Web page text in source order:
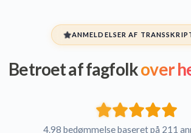
ANMELDELSER AF
Betroet af fagfolkover
4.98 bedømmelse baseret på 211